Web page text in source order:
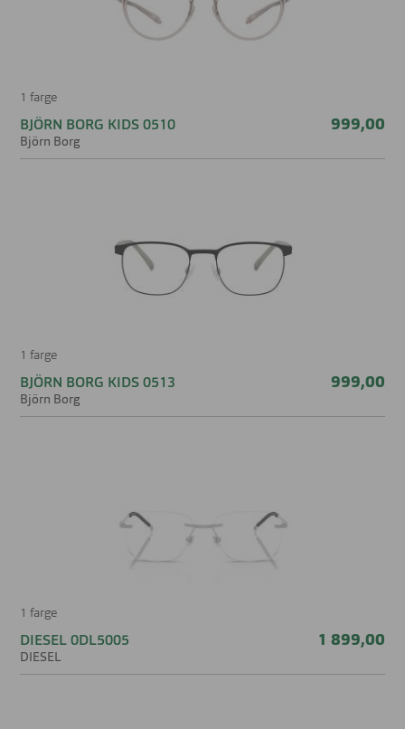
1 farge
BJÖRN BORG KIDS 0510
Björn Borg
999,00
1 farge
BJÖRN BORG KIDS 0513
Björn Borg
999,00
1 farge
DIESEL 0DL5005
DIESEL
1 899,00